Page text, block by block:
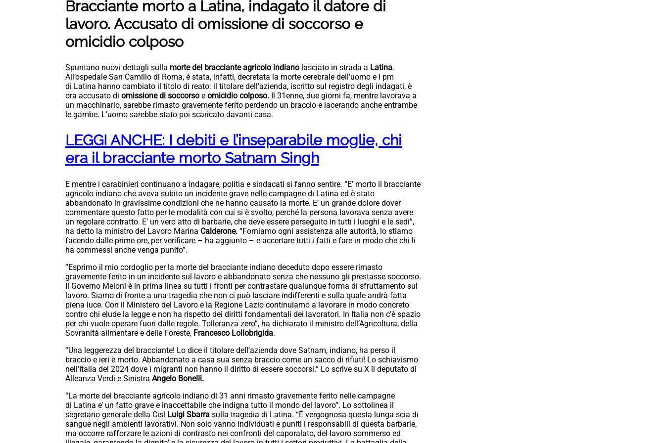
Bracciante morto a Latina, indagato il datore di
lavoro. Accusato di omissione di soccorso e
omicidio colposo
Spuntano nuovi dettagli sulla morte del bracciante agricolo indiano lasciato in strada a Latina.
All’ospedale San Camillo di Roma, è stata, infatti, decretata la morte cerebrale dell’uomo e i pm
di Latina hanno cambiato il titolo di reato: il titolare dell’azienda, iscritto sul registro degli indagati, è
ora accusato di omissione di soccorso e omicidio colposo. Il 31enne, due giorni fa, mentre lavorava a
un macchinario, sarebbe rimasto gravemente ferito perdendo un braccio e lacerando anche entrambe
le gambe. L’uomo sarebbe stato poi scaricato davanti casa.
LEGGI ANCHE: I debiti e l’inseparabile moglie, chi
era il bracciante morto Satnam Singh
E mentre i carabinieri continuano a indagare, politia e sindacati si fanno sentire. “E’ morto il bracciante
agricolo indiano che aveva subito un incidente grave nelle campagne di Latina ed è stato
abbandonato in gravissime condizioni che ne hanno causato la morte. E’ un grande dolore dover
commentare questo fatto per le modalità con cui si è svolto, perché la persona lavorava senza avere
un regolare contratto. E’ un vero atto di barbarie, che deve essere perseguito in tutti i luoghi e le sedi”,
ha detto la ministro del Lavoro Marina Calderone. “Forniamo ogni assistenza alle autorità, lo stiamo
facendo dalle prime ore, per verificare – ha aggiunto – e accertare tutti i fatti e fare in modo che chi li
ha commessi anche venga punito”.
“Esprimo il mio cordoglio per la morte del bracciante indiano deceduto dopo essere rimasto
gravemente ferito in un incidente sul lavoro e abbandonato senza che nessuno gli prestasse soccorso.
Il Governo Meloni è in prima linea su tutti i fronti per contrastare qualunque forma di sfruttamento sul
lavoro. Siamo di fronte a una tragedia che non ci può lasciare indifferenti e sulla quale andrà fatta
piena luce. Con il Ministero del Lavoro e la Regione Lazio continuiamo a lavorare in modo concreto
contro chi elude la legge e non ha rispetto dei diritti fondamentali dei lavoratori. In Italia non c’è spazio
per chi vuole operare fuori dalle regole. Tolleranza zero”, ha dichiarato il ministro dell’Agricoltura, della
Sovranità alimentare e delle Foreste, Francesco Lollobrigida.
“Una leggerezza del bracciante! Lo dice il titolare dell’azienda dove Satnam, indiano, ha perso il
braccio e ieri è morto. Abbandonato a casa sua senza braccio come un sacco di rifiuti! Lo schiavismo
nell’Italia del 2024 dove i migranti non hanno il diritto di essere soccorsi.” Lo scrive su X il deputato di
Alleanza Verdi e Sinistra Angelo Bonelli.
“La morte del bracciante agricolo indiano di 31 anni rimasto gravemente ferito nelle campagne
di Latina e’ un fatto grave e inaccettabile che indigna tutto il mondo del lavoro”. Lo sottolinea il
segretario generale della Cisl Luigi Sbarra sulla tragedia di Latina. “È vergognosa questa lunga scia di
sangue negli ambienti lavorativi. Non solo vanno individuati e puniti i responsabili di questa barbarie,
ma occorre rafforzare le azioni di contrasto nei confronti del caporalato, del lavoro sommerso ed